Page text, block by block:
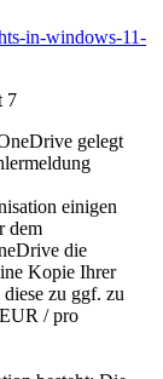
in-windows-11-
7
gelegt
einigen
dem
die
Kopie Ihrer
zu ggf. zu
/ pro